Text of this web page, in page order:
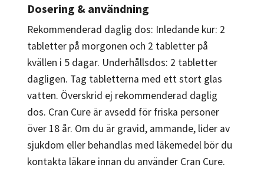
Dosering & användning
Rekommenderad daglig dos: Inledande kur: 2
tabletter på morgonen och 2 tabletter på
kvällen i 5 dagar. Underhållsdos: 2 tabletter
dagligen. Tag tabletterna med ett stort glas
vatten. Överskrid ej rekommenderad daglig
dos. Cran Cure är avsedd för friska personer
över 18 år. Om du är gravid, ammande, lider av
sjukdom eller behandlas med läkemedel bör du
kontakta läkare innan du använder Cran Cure.